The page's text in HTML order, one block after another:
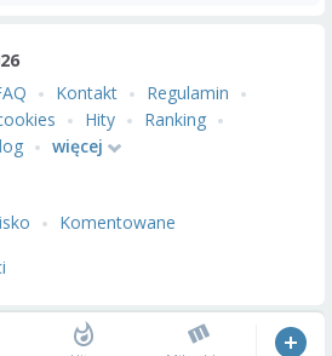
Kontakt
Regulamin
Hity
Ranking
więcej
Komentowane